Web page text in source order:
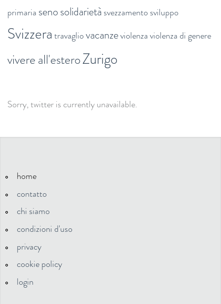
primaria senosolidarietà svezzamento sviluppo
Svizzeratravagliovacanzeviolenzaviolenza di genere
vivere all'esteroZurigo
Sorry, twitter is currently unavailable.
home
contatto
chi siamo
condizioni d'uso
privacy
cookie policy
login